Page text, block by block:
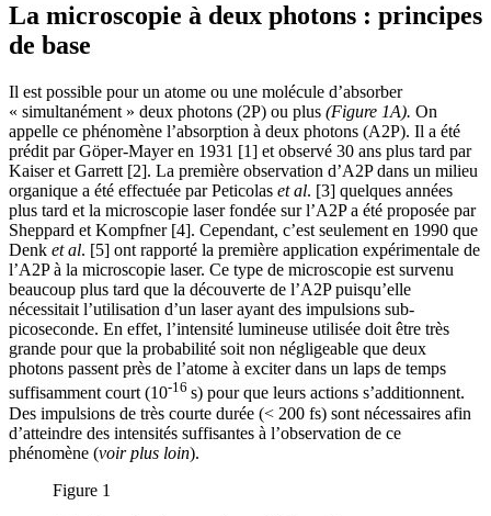
La microscopie à deux photons : principes
de base
Il est possible pour un atome ou une molécule d’absorber
« simultanément » deux photons (2P) ou plus (Figure 1A). On
appelle ce phénomène l’absorption à deux photons (A2P). Il a été
prédit par Göper-Mayer en 1931 [1] et observé 30 ans plus tard par
Kaiser et Garrett [2]. La première observation d’A2P dans un milieu
organique a été effectuée par Peticolas et al. [3] quelques années
plus tard et la microscopie laser fondée sur l’A2P a été proposée par
Sheppard et Kompfner [4]. Cependant, c’est seulement en 1990 que
Denk et al. [5] ont rapporté la première application expérimentale de
l’A2P à la microscopie laser. Ce type de microscopie est survenu
beaucoup plus tard que la découverte de l’A2P puisqu’elle
nécessitait l’utilisation d’un laser ayant des impulsions sub-
picoseconde. En effet, l’intensité lumineuse utilisée doit être très
grande pour que la probabilité soit non négligeable que deux
photons passent près de l’atome à exciter dans un laps de temps
suffisamment court (10-16 s) pour que leurs actions s’additionnent.
Des impulsions de très courte durée (< 200 fs) sont nécessaires afin
d’atteindre des intensités suffisantes à l’observation de ce
phénomène (voir plus loin).
Figure 1